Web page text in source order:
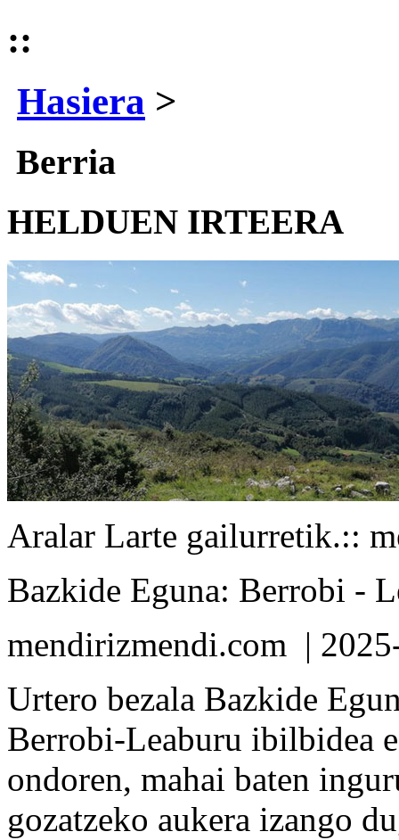
::
Hasiera >
Berria
HELDUEN IRTEERA
Aralar Larte gailurretik.::
Bazkide Eguna: Berrobi -
mendirizmendi.com |
Urtero bezala Bazkide
Berrobi-Leaburu ibilbidea
ondoren, mahai baten
gozatzeko aukera izango